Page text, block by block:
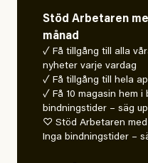
Stöd Arbetaren
månad
✓ Få tillgång till alla
nyheter varje vardag
✓ Få tillgång till hela
✓ Få 10 magasin hem
bindningstider – säg
♡ Stöd Arbetaren
Inga bindningstider –